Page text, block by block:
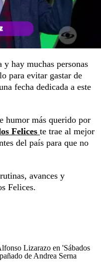
y hay muchas personas
para evitar gastar de
fecha dedicada a este
humor más querido por
Felices te trae al mejor
del país para que no
avances y
Felices.
Lizarazo en 'Sábados
de Andrea Serna